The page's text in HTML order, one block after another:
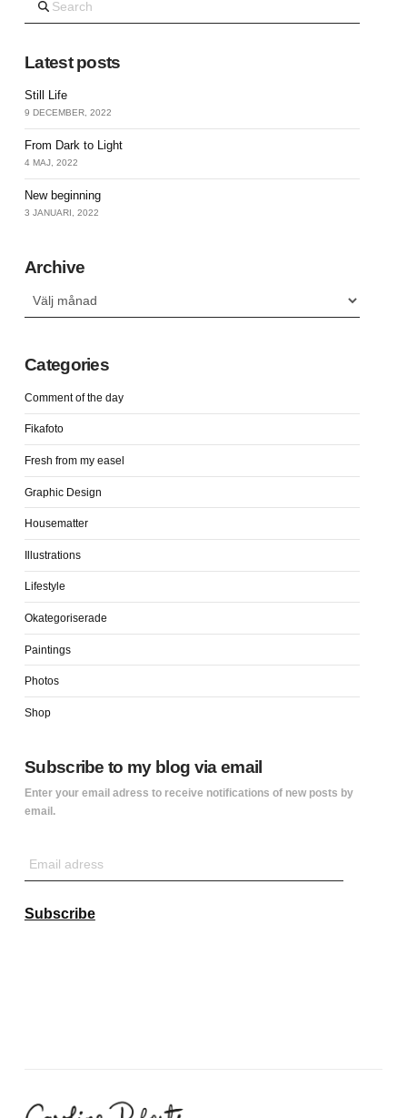
Latest posts
Still Life
9 DECEMBER, 2022
From Dark to Light
4 MAJ, 2022
New beginning
3 JANUARI, 2022
Archive
Categories
Comment of the day
Fikafoto
Fresh from my easel
Graphic Design
Housematter
Illustrations
Lifestyle
Okategoriserade
Paintings
Photos
Shop
Subscribe to my blog via email
Enter your email adress to receive notifications of new posts by
email.
Subscribe